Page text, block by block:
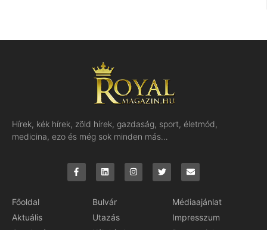
Hírek, kék hírek, zöld hírek, gazdaság, sport, életmód,
medicina, ezo és még sok minden más…
Főoldal
Aktuális
Bulvár
Utazás
Médiaajánlat
Impresszum